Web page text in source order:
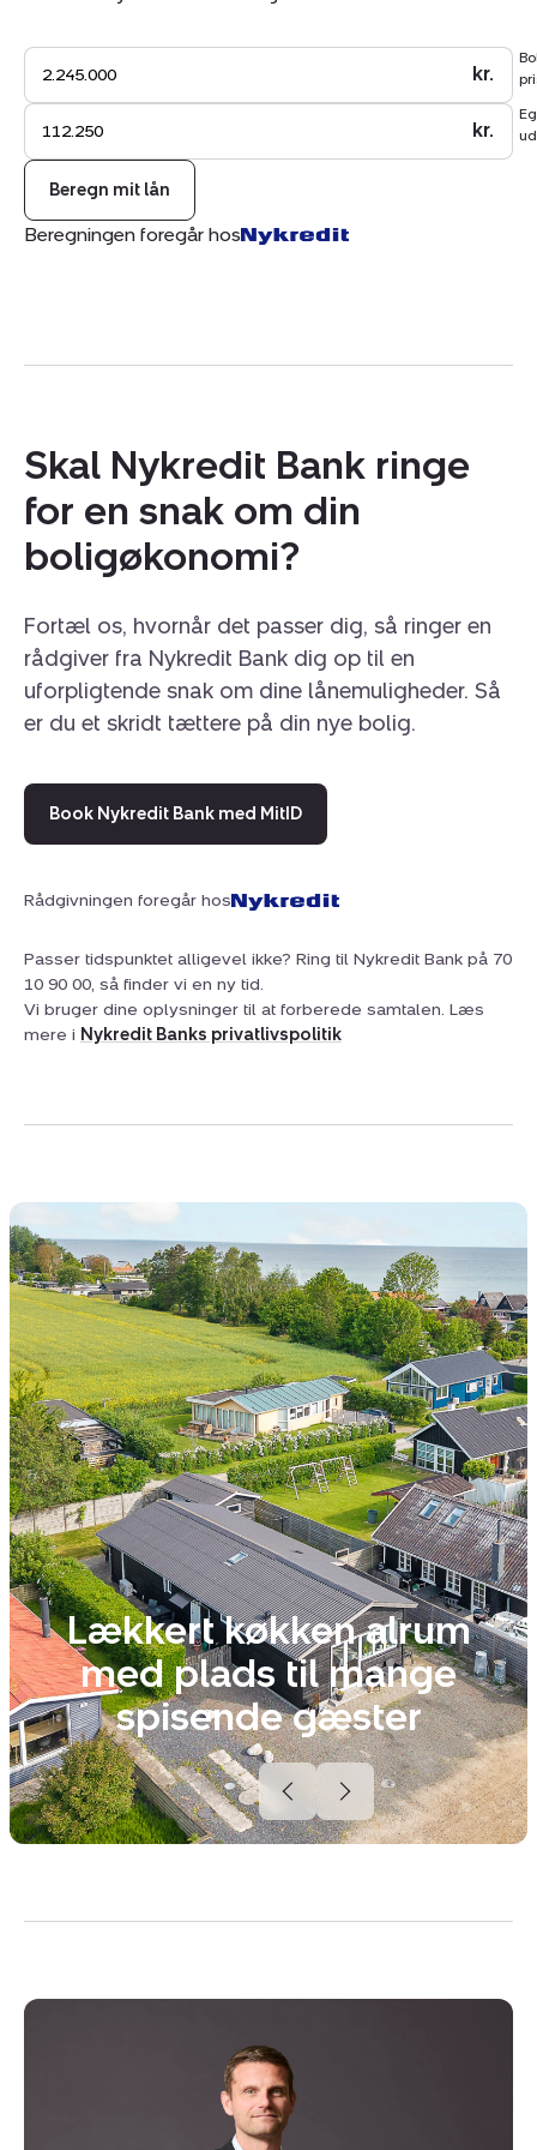
kr.
kr.
Beregn mit lån
Beregningen foregår hos
Skal Nykredit Bank ringe
for en snak om din
boligøkonomi?
Fortæl os, hvornår det passer dig, så ringer en
rådgiver fra Nykredit Bank dig op til en
uforpligtende snak om dine lånemuligheder. Så
er du et skridt tættere på din nye bolig.
Book Nykredit Bank med MitID
Rådgivningen foregår hos
Passer tidspunktet alligevel ikke? Ring til Nykredit Bank på 70
10 90 00, så finder vi en ny tid.
Vi bruger dine oplysninger til at forberede samtalen. Læs
mere i Nykredit Banks privatlivspolitik
Lækkert køkken alrum
med plads til mange
spisende gæster